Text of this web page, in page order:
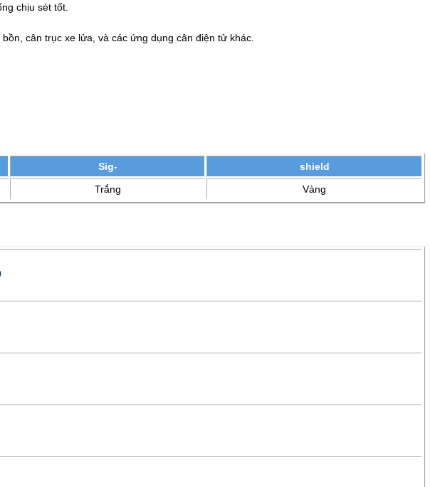
chịu sét tốt.
cân trục xe lửa, và các ứng dụng cân điện tử khác.
Sig-
shield
Trắng Vàng